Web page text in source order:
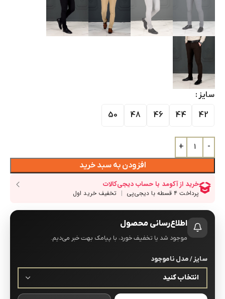
سایز
42
44
46
48
50
افزودن به سبد خرید
اطلاع‌رسانی محصول
موجود شد یا تخفیف خورد، با پیامک بهت خبر می‌دیم.
سایز / مدل ناموجود